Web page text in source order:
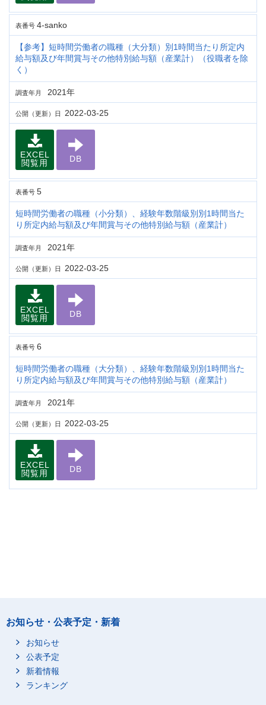
表番号 4-sanko
【参考】短時間労働者の職種（大分類）別1時間当たり所定内
給与額及び年間賞与その他特別給与額（産業計）（役職者を除
く）
調査年月 2021年
公開（更新）日 2022-03-25
EXCEL
閲覧用
DB
表番号 5
短時間労働者の職種（小分類）、経験年数階級別別1時間当た
り所定内給与額及び年間賞与その他特別給与額（産業計）
調査年月 2021年
公開（更新）日 2022-03-25
EXCEL
閲覧用
DB
表番号 6
短時間労働者の職種（大分類）、経験年数階級別別1時間当た
り所定内給与額及び年間賞与その他特別給与額（産業計）
調査年月 2021年
公開（更新）日 2022-03-25
EXCEL
閲覧用
DB
お知らせ・公表予定・新着
お知らせ
公表予定
新着情報
ランキング